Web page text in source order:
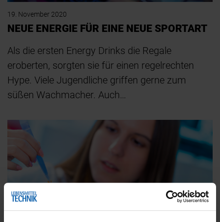
19. November 2020
NEUE ENERGIE FÜR EINE NEUE SPORTART
Als die ersten Energy Drinks die Regale
eroberten, sorgten sie für einen regelrechten
Hype. Viele Jugendliche griffen gerne zum
süßen Wachmacher. Auch…